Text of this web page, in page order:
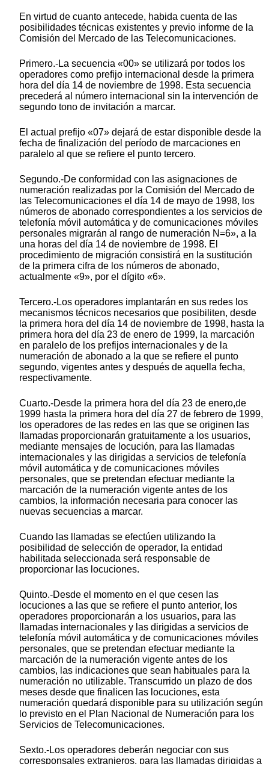
En virtud de cuanto antecede, habida cuenta de las
posibilidades técnicas existentes y previo informe de la
Comisión del Mercado de las Telecomunicaciones.
Primero.-La secuencia «00» se utilizará por todos los
operadores como prefijo internacional desde la primera
hora del día 14 de noviembre de 1998. Esta secuencia
precederá al número internacional sin la intervención de
segundo tono de invitación a marcar.
El actual prefijo «07» dejará de estar disponible desde la
fecha de finalización del período de marcaciones en
paralelo al que se refiere el punto tercero.
Segundo.-De conformidad con las asignaciones de
numeración realizadas por la Comisión del Mercado de
las Telecomunicaciones el día 14 de mayo de 1998, los
números de abonado correspondientes a los servicios de
telefonía móvil automática y de comunicaciones móviles
personales migrarán al rango de numeración N=6», a la
una horas del día 14 de noviembre de 1998. El
procedimiento de migración consistirá en la sustitución
de la primera cifra de los números de abonado,
actualmente «9», por el dígito «6».
Tercero.-Los operadores implantarán en sus redes los
mecanismos técnicos necesarios que posibiliten, desde
la primera hora del día 14 de noviembre de 1998, hasta la
primera hora del día 23 de enero de 1999, la marcación
en paralelo de los prefijos internacionales y de la
numeración de abonado a la que se refiere el punto
segundo, vigentes antes y después de aquella fecha,
respectivamente.
Cuarto.-Desde la primera hora del día 23 de enero,de
1999 hasta la primera hora del día 27 de febrero de 1999,
los operadores de las redes en las que se originen las
llamadas proporcionarán gratuitamente a los usuarios,
mediante mensajes de locución, para las llamadas
internacionales y las dirigidas a servicios de telefonía
móvil automática y de comunicaciones móviles
personales, que se pretendan efectuar mediante la
marcación de la numeración vigente antes de los
cambios, la información necesaria para conocer las
nuevas secuencias a marcar.
Cuando las llamadas se efectúen utilizando la
posibilidad de selección de operador, la entidad
habilitada seleccionada será responsable de
proporcionar las locuciones.
Quinto.-Desde el momento en el que cesen las
locuciones a las que se refiere el punto anterior, los
operadores proporcionarán a los usuarios, para las
llamadas internacionales y las dirigidas a servicios de
telefonía móvil automática y de comunicaciones móviles
personales, que se pretendan efectuar mediante la
marcación de la numeración vigente antes de los
cambios, las indicaciones que sean habituales para la
numeración no utilizable. Transcurrido un plazo de dos
meses desde que finalicen las locuciones, esta
numeración quedará disponible para su utilización según
lo previsto en el Plan Nacional de Numeración para los
Servicios de Telecomunicaciones.
Sexto.-Los operadores deberán negociar con sus
corresponsales extranjeros, para las llamadas dirigidas a